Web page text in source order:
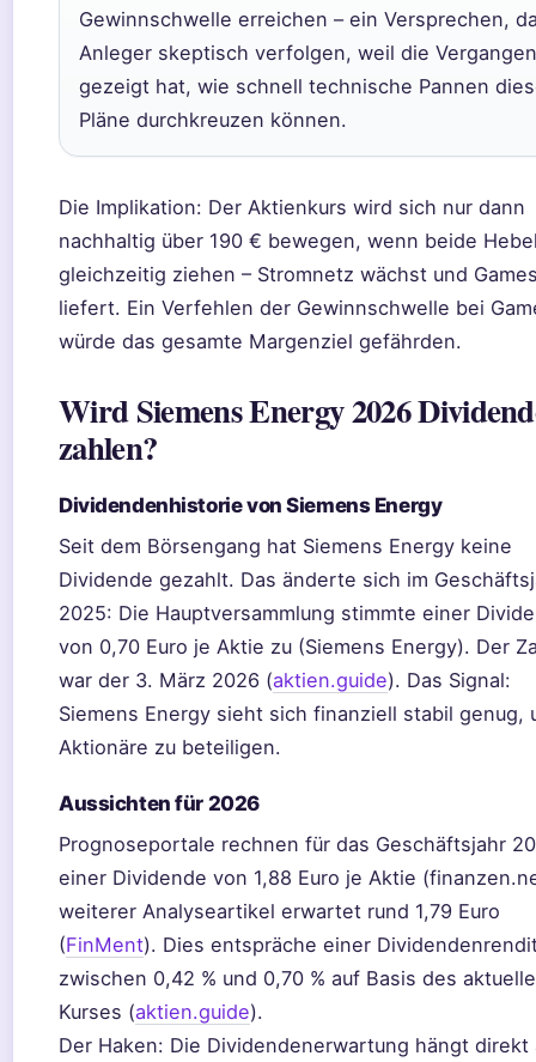
Gewinnschwelle erreichen – ein Versprechen,
Anleger skeptisch verfolgen, weil die
gezeigt hat, wie schnell technische Pannen
Pläne durchkreuzen können.
Die Implikation: Der Aktienkurs wird sich nur dann
nachhaltig über 190 € bewegen, wenn beide
gleichzeitig ziehen – Stromnetz wächst und
liefert. Ein Verfehlen der Gewinnschwelle bei
würde das gesamte Margenziel gefährden.
Wird Siemens Energy 2026
zahlen?
Dividendenhistorie von Siemens Energy
Seit dem Börsengang hat Siemens Energy keine
Dividende gezahlt. Das änderte sich im
2025: Die Hauptversammlung stimmte einer
von 0,70 Euro je Aktie zu (Siemens Energy). Der
war der 3. März 2026 (aktien.guide). Das Signal:
Siemens Energy sieht sich finanziell stabil genug,
Aktionäre zu beteiligen.
Aussichten für 2026
Prognoseportale rechnen für das Geschäftsjahr
einer Dividende von 1,88 Euro je Aktie
weiterer Analyseartikel erwartet rund 1,79 Euro
(FinMent). Dies entspräche einer
zwischen 0,42 % und 0,70 % auf Basis des
Kurses (aktien.guide).
Der Haken: Die Dividendenerwartung hängt direkt